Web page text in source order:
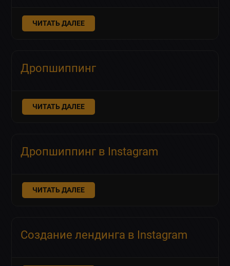
ЧИТАТЬ ДАЛЕЕ
Дропшиппинг
ЧИТАТЬ ДАЛЕЕ
Дропшиппинг в Instagram
ЧИТАТЬ ДАЛЕЕ
Создание лендинга в Instagram